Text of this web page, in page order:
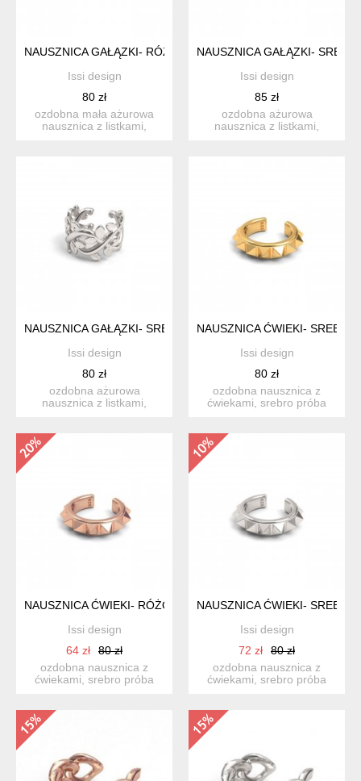
NAUSZNICA GAŁĄZKI- RÓŻOWE ZŁOTO
Issi design
80 zł
ozdobna mała ażurowa
nausznica z listkami,
NAUSZNICA GAŁĄZKI-
Issi design
85 zł
ozdobna ażurowa
nausznica z listkami,
NAUSZNICA GAŁĄZKI- SREBRO 925
Issi design
80 zł
ozdobna ażurowa
nausznica z listkami,
NAUSZNICA ĆWIEKI-
Issi design
80 zł
ozdobna nausznica z
ćwiekami, srebro próba
NAUSZNICA ĆWIEKI- RÓŻOWE ZŁOTO
Issi design
64 zł
80 zł
ozdobna nausznica z
ćwiekami, srebro próba
NAUSZNICA ĆWIEKI- SREBRO
Issi design
72 zł
80 zł
ozdobna nausznica z
ćwiekami, srebro próba